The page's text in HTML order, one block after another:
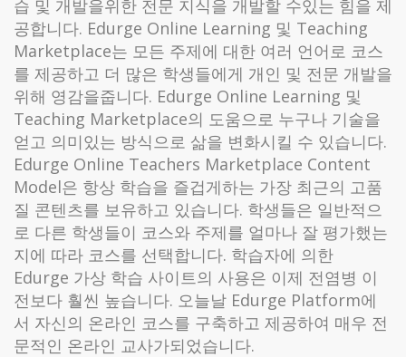
습 및 개발을위한 전문 지식을 개발할 수있는 힘을 제
공합니다. Edurge Online Learning 및 Teaching
Marketplace는 모든 주제에 대한 여러 언어로 코스
를 제공하고 더 많은 학생들에게 개인 및 전문 개발을
위해 영감을줍니다. Edurge Online Learning 및
Teaching Marketplace의 도움으로 누구나 기술을
얻고 의미있는 방식으로 삶을 변화시킬 수 있습니다.
Edurge Online Teachers Marketplace Content
Model은 항상 학습을 즐겁게하는 가장 최근의 고품
질 콘텐츠를 보유하고 있습니다. 학생들은 일반적으
로 다른 학생들이 코스와 주제를 얼마나 잘 평가했는
지에 따라 코스를 선택합니다. 학습자에 의한
Edurge 가상 학습 사이트의 사용은 이제 전염병 이
전보다 훨씬 높습니다. 오늘날 Edurge Platform에
서 자신의 온라인 코스를 구축하고 제공하여 매우 전
문적인 온라인 교사가되었습니다.